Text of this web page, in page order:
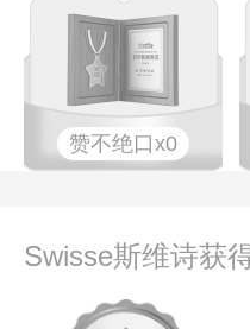
赞不绝口x0
Swisse斯维诗获